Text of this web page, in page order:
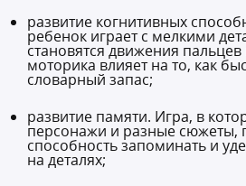
развитие когнитивных
ребенок играет с мелкими
становятся движения
моторика влияет на то, как
словарный запас;
развитие памяти. Игра, в
персонажи и разные сюжеты,
способность запоминать и
на деталях;